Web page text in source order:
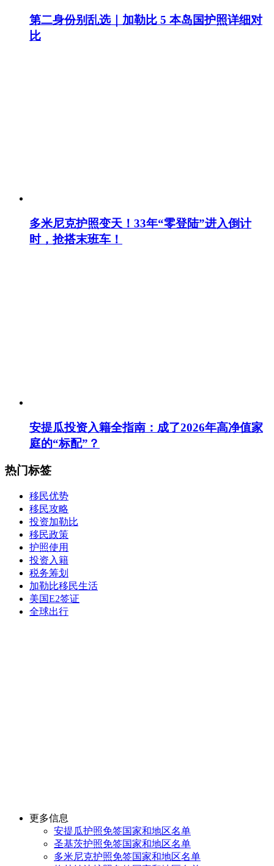
第二身份别乱选｜加勒比 5 本岛国护照详细对
比
多米尼克护照变天！33年“零登陆”进入倒计
时，抢搭末班车！
安提瓜投资入籍全指南：成了2026年高净值家
庭的“标配”？
热门标签
移民优势
移民攻略
投资加勒比
移民政策
护照使用
投资入籍
税务筹划
加勒比移民生活
美国E2签证
全球出行
更多信息
安提瓜护照免签国家和地区名单
圣基茨护照免签国家和地区名单
多米尼克护照免签国家和地区名单